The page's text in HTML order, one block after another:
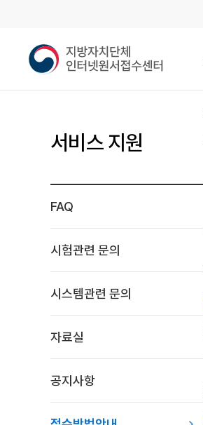
지
방
메인메뉴
서비스 지원
FAQ
시험관련 문의
시스템관련 문의
자료실
공지사항